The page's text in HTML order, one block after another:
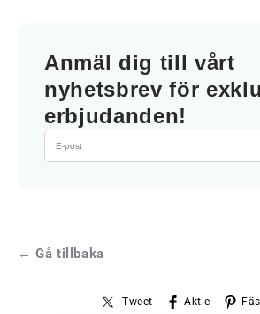
Anmäl dig till vårt
nyhetsbrev för
erbjudanden!
← Gå tillbaka
Tweet Aktie